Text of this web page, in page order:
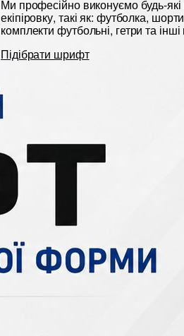
Ми професійно виконуємо будь-
екіпіровку, такі як: футболка,
комплекти футбольні, гетри та інші
Підібрати шрифт